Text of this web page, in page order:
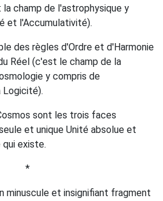
champ de l'astrophysique y
et l'Accumulativité).
des règles d'Ordre et d'Harmonie
Réel (c'est le champ de la
y compris de
sont les trois faces
et unique Unité absolue et
existe.
*
minuscule et insignifiant fragment